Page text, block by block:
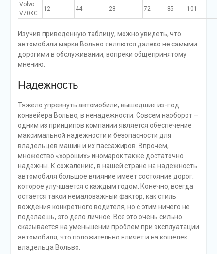
Volvo
V70XC
12 44 28 72 85 101
Изучив приведенную таблицу, можно увидеть, что
автомобили марки Вольво являются далеко не самыми
дорогими в обслуживании, вопреки общепринятому
мнению.
Надежность
Тяжело упрекнуть автомобили, вышедшие из-под
конвейера Вольво, в ненадежности. Совсем наоборот –
одним из принципов компании является обеспечение
максимальной надежности и безопасности для
владельцев машин и их пассажиров. Впрочем,
множество «хороших» иномарок также достаточно
надежны. К сожалению, в нашей стране на надежность
автомобиля большое влияние имеет состояние дорог,
которое улучшается с каждым годом. Конечно, всегда
остается такой немаловажный фактор, как стиль
вождения конкретного водителя, но с этим ничего не
поделаешь, это дело личное. Все это очень сильно
сказывается на уменьшении проблем при эксплуатации
автомобиля, что положительно влияет и на кошелек
владельца Вольво.